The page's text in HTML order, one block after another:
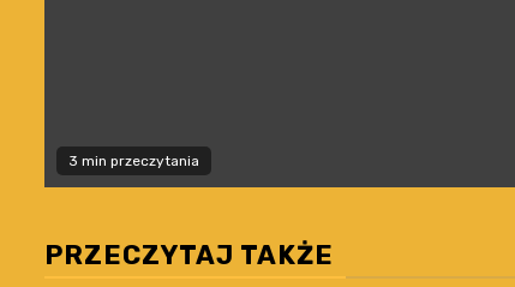
3 min przeczytania
PRZECZYTAJ TAKŻE